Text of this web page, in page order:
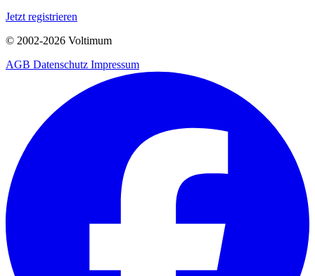
Jetzt registrieren
© 2002-2026 Voltimum
AGB Datenschutz Impressum